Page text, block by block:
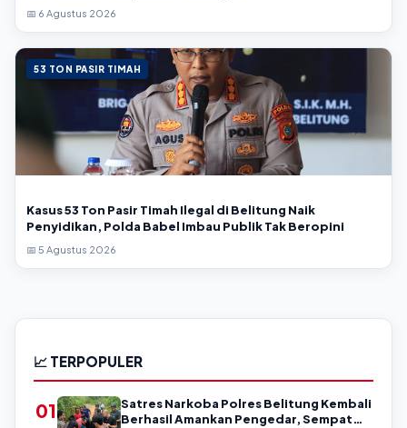
📅 6 Agustus 2026
53 TON PASIR TIMAH
Kasus 53 Ton Pasir Timah Ilegal di Belitung Naik
Penyidikan, Polda Babel Imbau Publik Tak Beropini
📅 5 Agustus 2026
📈 TERPOPULER
01
Satres Narkoba Polres Belitung Kembali
Berhasil Amankan Pengedar, Sempat